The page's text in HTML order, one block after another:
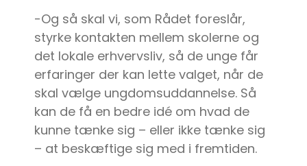
-Og så skal vi, som Rådet foreslår,
styrke kontakten mellem skolerne og
det lokale erhvervsliv, så de unge får
erfaringer der kan lette valget, når de
skal vælge ungdomsuddannelse. Så
kan de få en bedre idé om hvad de
kunne tænke sig – eller ikke tænke sig
– at beskæftige sig med i fremtiden.